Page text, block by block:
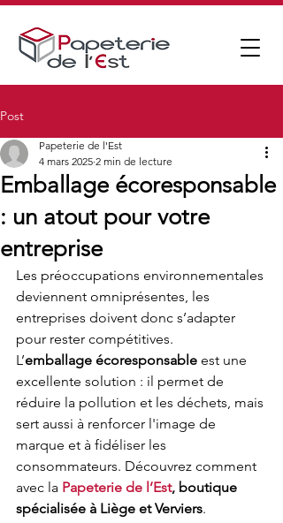
Post
Emballage écoresponsable
: un atout pour votre
entreprise
Papeterie de l'Est
4 mars 2025 2 min de lecture
Les préoccupations environnementales
deviennent omniprésentes, les
entreprises doivent donc s’adapter
pour rester compétitives.
L’emballage écoresponsable est une
excellente solution : il permet de
réduire la pollution et les déchets, mais
sert aussi à renforcer l'image de
marque et à fidéliser les
consommateurs. Découvrez comment
avec la Papeterie de l’Est, boutique
spécialisée à Liège et Verviers.